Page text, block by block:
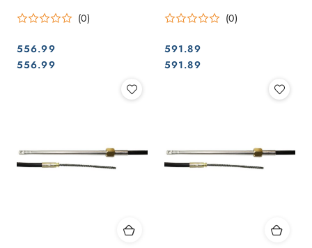
(0)
Cena:
556.99
Cena:
556.99
(0)
Cena:
591.89
Cena:
591.89